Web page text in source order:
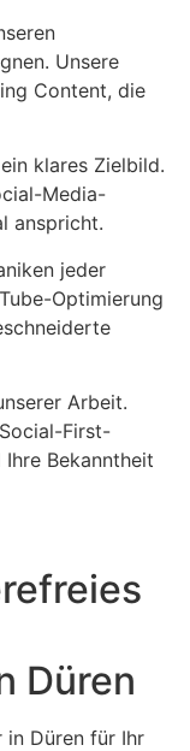
Unsere
Content, die
klares Zielbild.
Media-
anspricht.
jeder
Optimierung
Arbeit.
First-
Bekanntheit
Düren
in Düren für Ihr